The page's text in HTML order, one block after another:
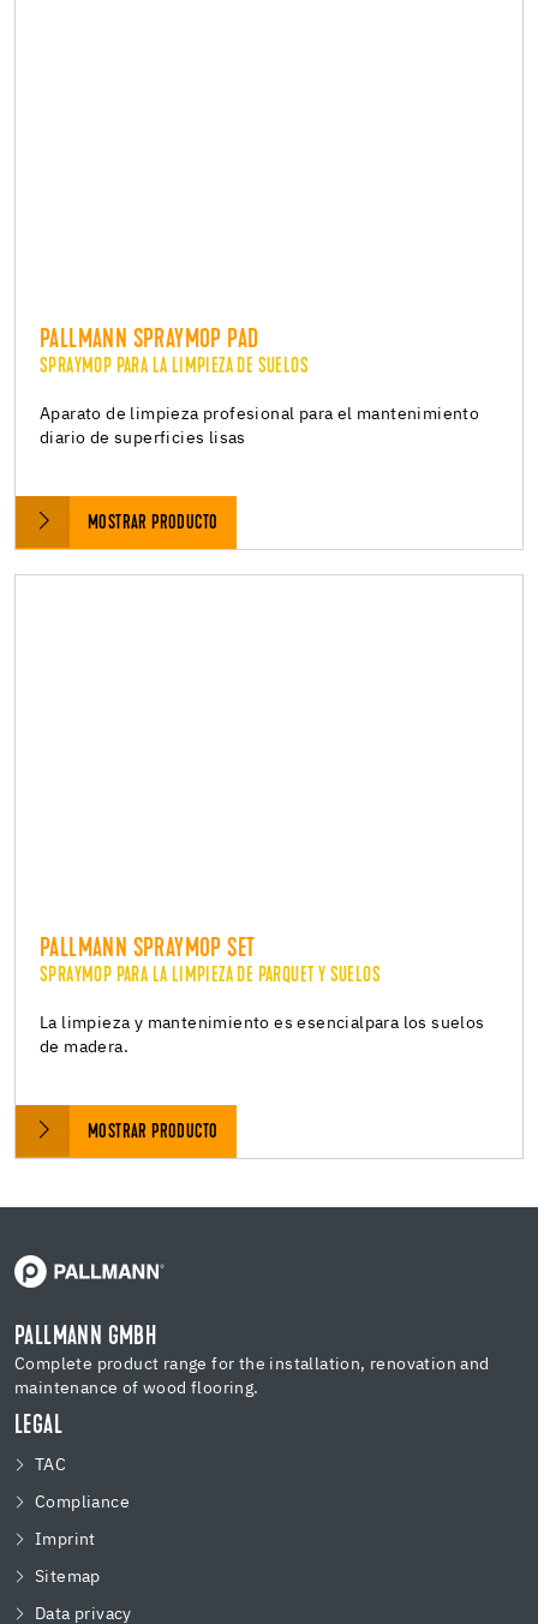
PALLMANN SPRAYMOP PAD
SPRAYMOP PARA LA LIMPIEZA DE SUELOS
Aparato de limpieza profesional para el mantenimiento
diario de superficies lisas
MOSTRAR PRODUCTO
PALLMANN SPRAYMOP SET
SPRAYMOP PARA LA LIMPIEZA DE PARQUET Y SUELOS
La limpieza y mantenimiento es esencialpara los suelos
de madera.
MOSTRAR PRODUCTO
PALLMANN GMBH
Complete product range for the installation, renovation and
maintenance of wood flooring.
LEGAL
TAC
Compliance
Imprint
Sitemap
Data privacy